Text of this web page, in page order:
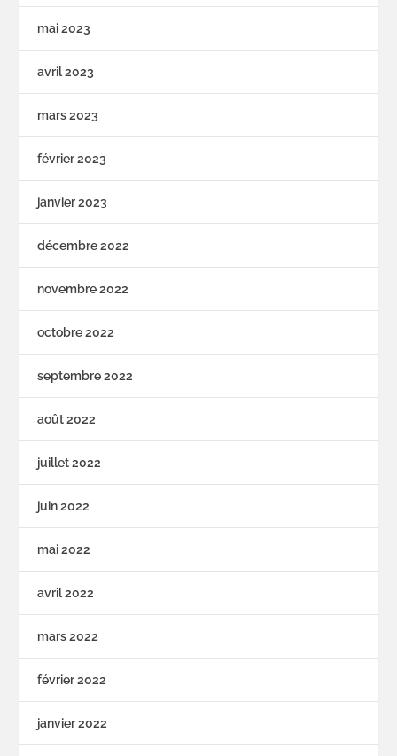
mai 2023
avril 2023
mars 2023
février 2023
janvier 2023
décembre 2022
novembre 2022
octobre 2022
septembre 2022
août 2022
juillet 2022
juin 2022
mai 2022
avril 2022
mars 2022
février 2022
janvier 2022